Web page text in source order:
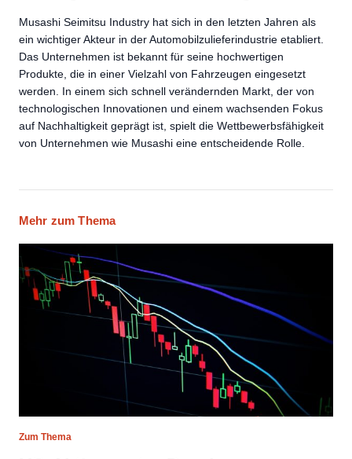
Musashi Seimitsu Industry hat sich in den letzten Jahren als
ein wichtiger Akteur in der Automobilzulieferindustrie etabliert.
Das Unternehmen ist bekannt für seine hochwertigen
Produkte, die in einer Vielzahl von Fahrzeugen eingesetzt
werden. In einem sich schnell verändernden Markt, der von
technologischen Innovationen und einem wachsenden Fokus
auf Nachhaltigkeit geprägt ist, spielt die Wettbewerbsfähigkeit
von Unternehmen wie Musashi eine entscheidende Rolle.
Mehr zum Thema
Zum Thema